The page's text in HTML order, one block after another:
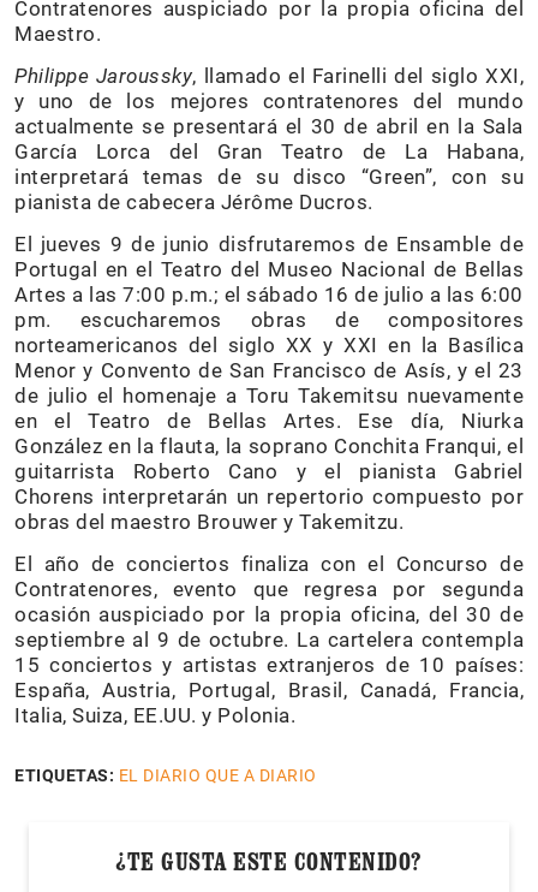
Contratenores auspiciado por la propia oficina del
Maestro.
Philippe Jaroussky, llamado el Farinelli del siglo XXI,
y uno de los mejores contratenores del mundo
actualmente se presentará el 30 de abril en la Sala
García Lorca del Gran Teatro de La Habana,
interpretará temas de su disco “Green”, con su
pianista de cabecera Jérôme Ducros.
El jueves 9 de junio disfrutaremos de Ensamble de
Portugal en el Teatro del Museo Nacional de Bellas
Artes a las 7:00 p.m.; el sábado 16 de julio a las 6:00
pm. escucharemos obras de compositores
norteamericanos del siglo XX y XXI en la Basílica
Menor y Convento de San Francisco de Asís, y el 23
de julio el homenaje a Toru Takemitsu nuevamente
en el Teatro de Bellas Artes. Ese día, Niurka
González en la flauta, la soprano Conchita Franqui, el
guitarrista Roberto Cano y el pianista Gabriel
Chorens interpretarán un repertorio compuesto por
obras del maestro Brouwer y Takemitzu.
El año de conciertos finaliza con el Concurso de
Contratenores, evento que regresa por segunda
ocasión auspiciado por la propia oficina, del 30 de
septiembre al 9 de octubre. La cartelera contempla
15 conciertos y artistas extranjeros de 10 países:
España, Austria, Portugal, Brasil, Canadá, Francia,
Italia, Suiza, EE.UU. y Polonia.
ETIQUETAS: EL DIARIO QUE A DIARIO
¿TE GUSTA ESTE CONTENIDO?